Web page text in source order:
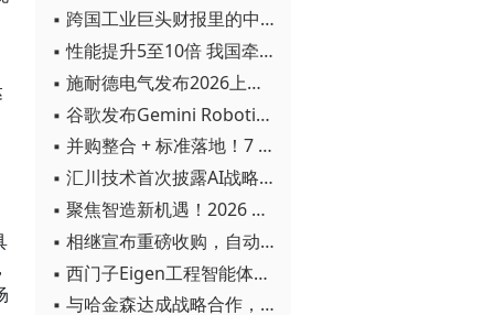
▪ 跨国工业巨头财报里的中国成绩单
▪ 性能提升5至10倍 我国牵头制定的WiTSnet工业以太网国际标准正式发布
▪ 施耐德电气发布2026上半年可持续发展成绩单 "Impact 2030"路线图开局稳健
▪ 谷歌发布Gemini Robotics 2模型 实现人形机器人全身智能控制突破
▪ 并购整合 + 标准落地！7 月工业自动化产业动态速递
▪ 汇川技术首次披露AI战略进展：从两个方面推动“AI业务化”落地
▪ 聚焦智造新机遇！2026 青岛数字化及智能制造技术论坛圆满落幕
▪ 相继宣布重磅收购，自动化巨头新一轮并购潮剑指何方？
▪ 西门子Eigen工程智能体落地中国，工业AI跨越物理世界“确定性”拐点
▪ 与哈金森达成战略合作，乐聚机器人何以持续获得工业巨头青睐？